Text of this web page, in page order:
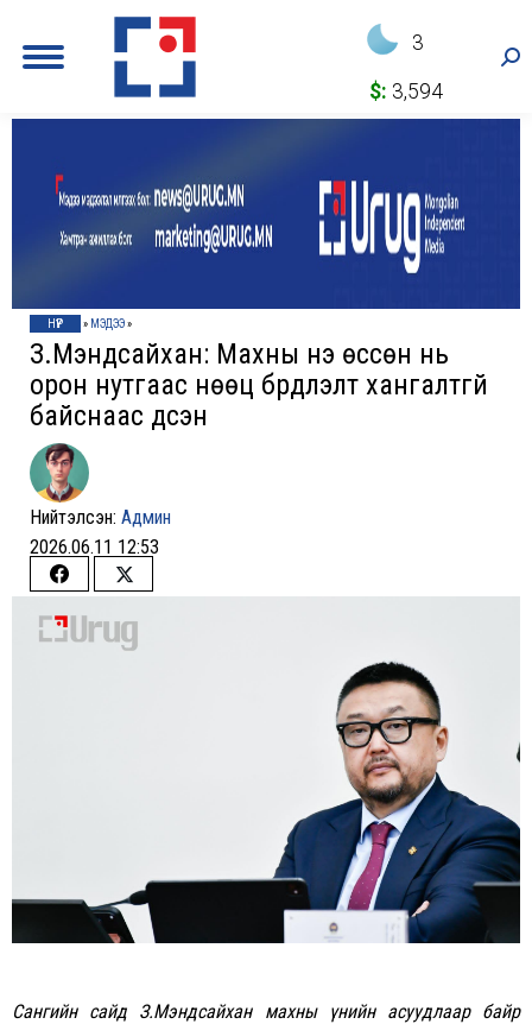
3
$: 3,594
НҮҮР » МЭДЭЭ»
З.Мэндсайхан: Махны үнэ өссөн нь
орон нутгаас нөөц бүрдүүлэлт хангалтгүй
байснаас үүдсэн
Нийтэлсэн: Админ
2026.06.11 12:53
Share
on
Share
on
Сангийн сайд З.Мэндсайхан махны үнийн асуудлаар байр